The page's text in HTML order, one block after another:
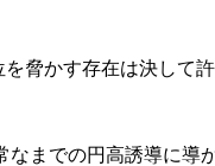
脅かす存在は決して
までの円高誘導に導